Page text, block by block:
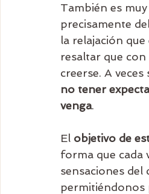
También es
precisamente
la relajación
resaltar que
creerse. A
no tener
venga.
El objetivo de
forma que cada
sensaciones
permitiéndonos